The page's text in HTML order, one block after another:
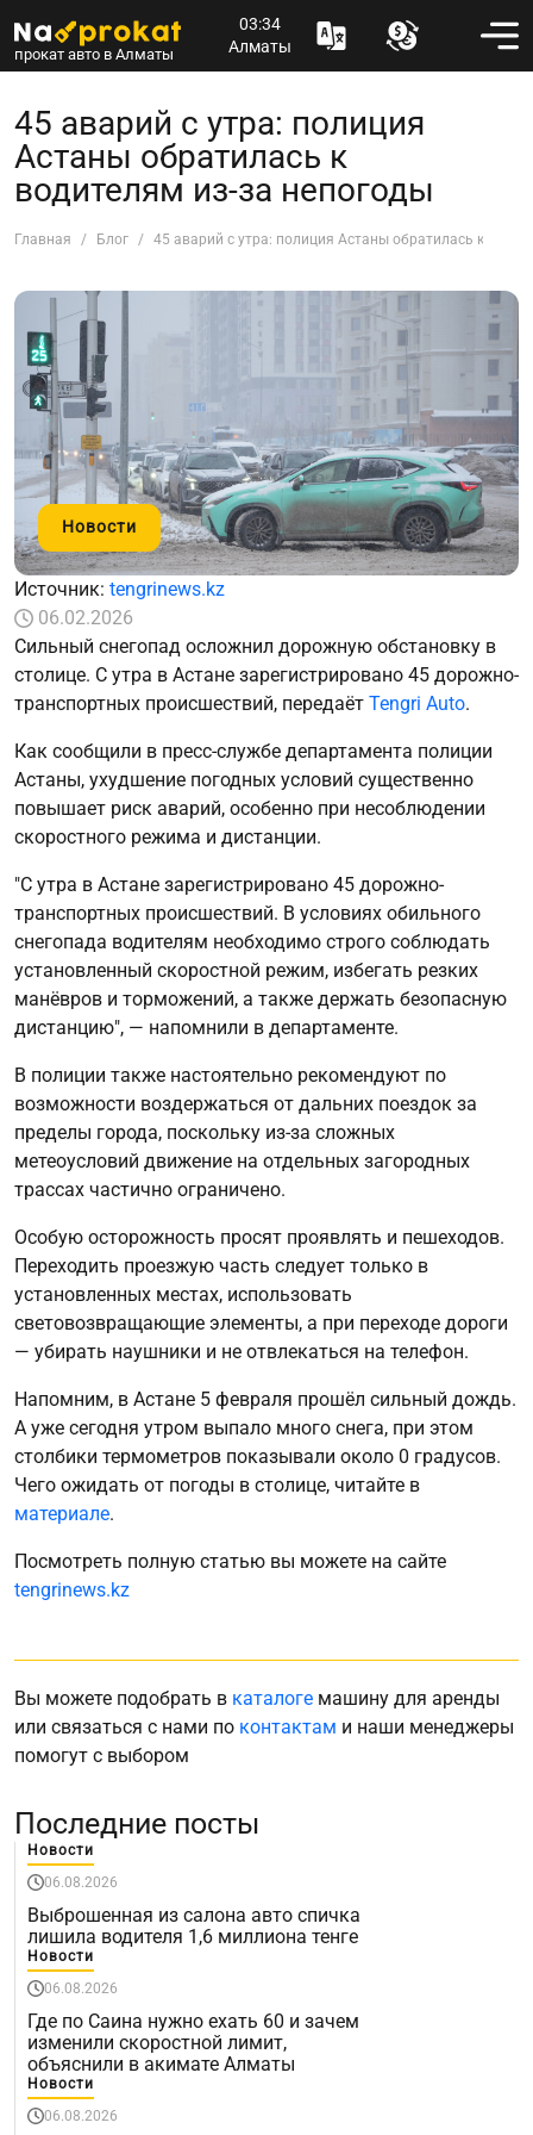
прокат авто в Алматы
03:34
Алматы
45 аварий с утра: полиция
Астаны обратилась к
водителям из-за непогоды
Главная Блог 45 аварий с утра: полиция Астаны обратилась к
Новости
Источник: tengrinews.kz
06.02.2026
Сильный снегопад осложнил дорожную обстановку в
столице. С утра в Астане зарегистрировано 45 дорожно-
транспортных происшествий, передаёт Tengri Auto.
Как сообщили в пресс-службе департамента полиции
Астаны, ухудшение погодных условий существенно
повышает риск аварий, особенно при несоблюдении
скоростного режима и дистанции.
"С утра в Астане зарегистрировано 45 дорожно-
транспортных происшествий. В условиях обильного
снегопада водителям необходимо строго соблюдать
установленный скоростной режим, избегать резких
манёвров и торможений, а также держать безопасную
дистанцию", — напомнили в департаменте.
В полиции также настоятельно рекомендуют по
возможности воздержаться от дальних поездок за
пределы города, поскольку из-за сложных
метеоусловий движение на отдельных загородных
трассах частично ограничено.
Особую осторожность просят проявлять и пешеходов.
Переходить проезжую часть следует только в
установленных местах, использовать
световозвращающие элементы, а при переходе дороги
— убирать наушники и не отвлекаться на телефон.
Напомним, в Астане 5 февраля прошёл сильный дождь.
А уже сегодня утром выпало много снега, при этом
столбики термометров показывали около 0 градусов.
Чего ожидать от погоды в столице, читайте в
материале.
Посмотреть полную статью вы можете на сайте
tengrinews.kz
Вы можете подобрать в каталоге машину для аренды
или связаться с нами по контактам и наши менеджеры
помогут с выбором
Последние посты
Новости
06.08.2026
Выброшенная из салона авто спичка
лишила водителя 1,6 миллиона тенге
Новости
06.08.2026
Где по Саина нужно ехать 60 и зачем
изменили скоростной лимит,
объяснили в акимате Алматы
Новости
06.08.2026